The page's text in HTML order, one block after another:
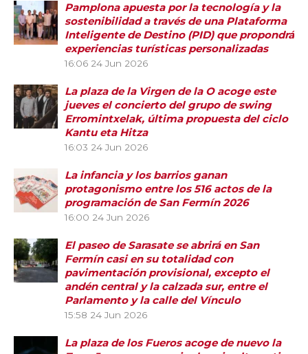
Pamplona apuesta por la tecnología y la
sostenibilidad a través de una Plataforma
Inteligente de Destino (PID) que propondrá
experiencias turísticas personalizadas
16:06 24 Jun 2026
La plaza de la Virgen de la O acoge este
jueves el concierto del grupo de swing
Erromintxelak, última propuesta del ciclo
Kantu eta Hitza
16:03 24 Jun 2026
La infancia y los barrios ganan
protagonismo entre los 516 actos de la
programación de San Fermín 2026
16:00 24 Jun 2026
El paseo de Sarasate se abrirá en San
Fermín casi en su totalidad con
pavimentación provisional, excepto el
andén central y la calzada sur, entre el
Parlamento y la calle del Vínculo
15:58 24 Jun 2026
La plaza de los Fueros acoge de nuevo la